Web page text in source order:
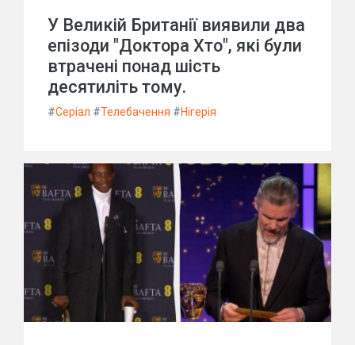
У Великій Британії виявили два
епізоди "Доктора Хто", які були
втрачені понад шість
десятиліть тому.
#Серіал #Телебачення #Нігерія